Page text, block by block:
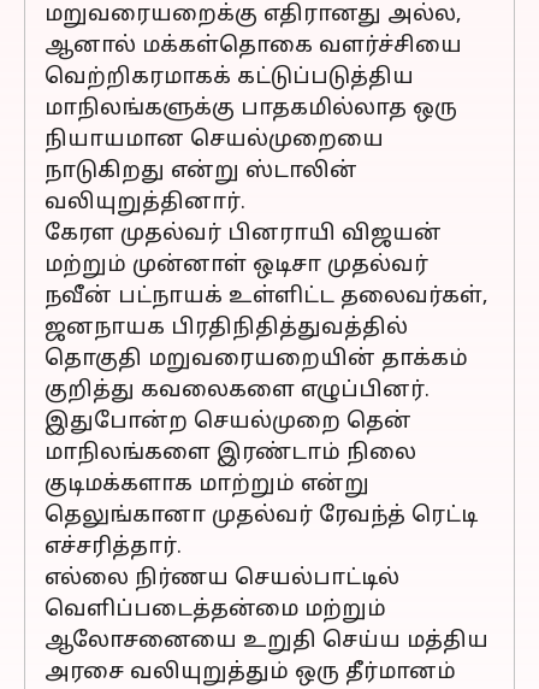
மறுவரையறைக்கு எதிரானது அல்ல,
ஆனால் மக்கள்தொகை வளர்ச்சியை
வெற்றிகரமாகக் கட்டுப்படுத்திய
மாநிலங்களுக்கு பாதகமில்லாத ஒரு
நியாயமான செயல்முறையை
நாடுகிறது என்று ஸ்டாலின்
வலியுறுத்தினார்.
கேரள முதல்வர் பினராயி விஜயன்
மற்றும் முன்னாள் ஒடிசா முதல்வர்
நவீன் பட்நாயக் உள்ளிட்ட தலைவர்கள்,
ஜனநாயக பிரதிநிதித்துவத்தில்
தொகுதி மறுவரையறையின் தாக்கம்
குறித்து கவலைகளை எழுப்பினர்.
இதுபோன்ற செயல்முறை தென்
மாநிலங்களை இரண்டாம் நிலை
குடிமக்களாக மாற்றும் என்று
தெலுங்கானா முதல்வர் ரேவந்த் ரெட்டி
எச்சரித்தார்.
எல்லை நிர்ணய செயல்பாட்டில்
வெளிப்படைத்தன்மை மற்றும்
ஆலோசனையை உறுதி செய்ய மத்திய
அரசை வலியுறுத்தும் ஒரு தீர்மானம்